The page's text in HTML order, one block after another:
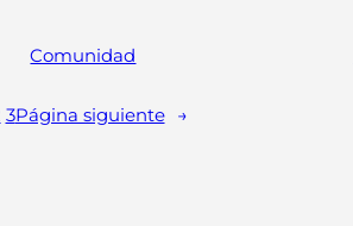
Comunidad
3Página siguiente →